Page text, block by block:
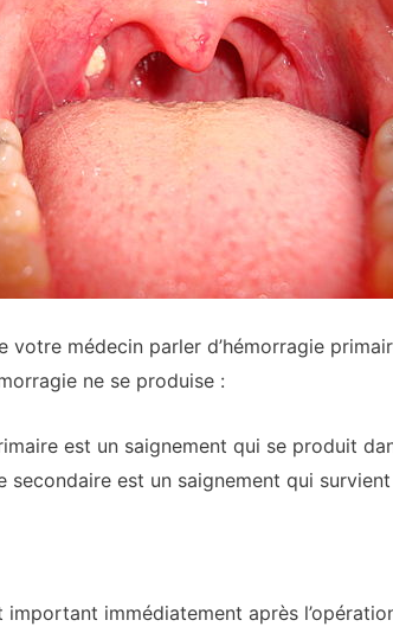
votre médecin parler d’hémorragie
ne se produise :
est un saignement qui se produit
secondaire est un saignement qui
important immédiatement après